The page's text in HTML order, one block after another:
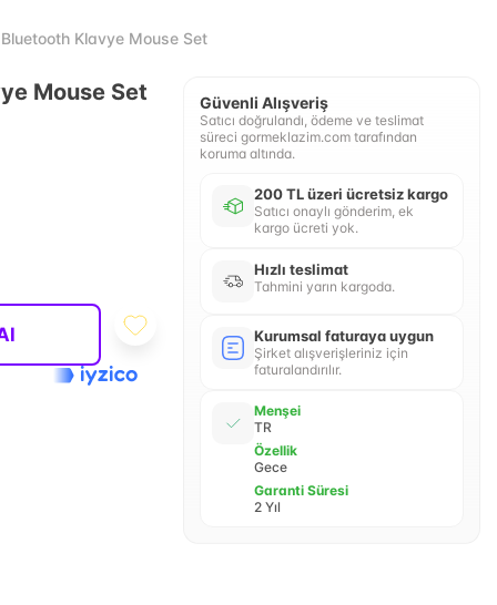
Klavye Mouse Set
Mouse Set Güvenli Alışveriş
Satıcı doğrulandı, ödeme ve teslimat
süreci gormeklazim.com tarafından
koruma altında.
200 TL üzeri ücretsiz kargo
Satıcı onaylı gönderim, ek
kargo ücreti yok.
Hızlı teslimat
Tahmini yarın kargoda.
Kurumsal faturaya uygun
Şirket alışverişleriniz için
faturalandırılır.
Menşei
TR
Özellik
Gece
Garanti Süresi
2 Yıl